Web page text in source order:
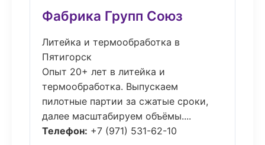
Фабрика Групп Союз
Литейка и термообработка в
Пятигорск
Опыт 20+ лет в литейка и
термообработка. Выпускаем
пилотные партии за сжатые сроки,
далее масштабируем объёмы....
Телефон: +7 (971) 531-62-10